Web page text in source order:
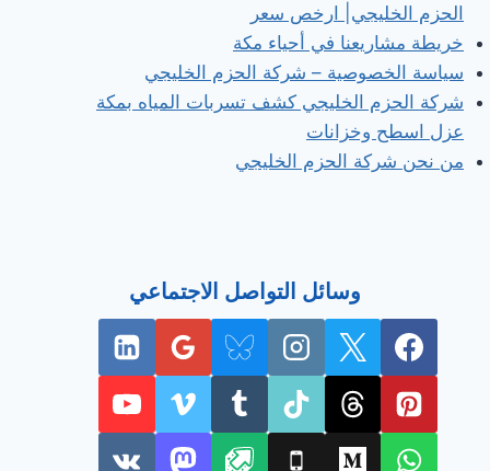
الحزم الخليجي| ارخص سعر
خريطة مشاريعنا في أحياء مكة
سياسة الخصوصية – شركة الحزم الخليجي
شركة الحزم الخليجي كشف تسربات المياه بمكة
عزل اسطح وخزانات
من نحن شركة الحزم الخليجي
وسائل التواصل الاجتماعي